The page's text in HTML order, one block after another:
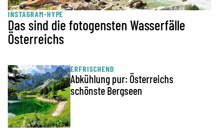
INSTAGRAM-HYPE
Das sind die fotogensten Wasserfälle
Österreichs
ERFRISCHEND
Abkühlung pur: Österreichs
schönste Bergseen